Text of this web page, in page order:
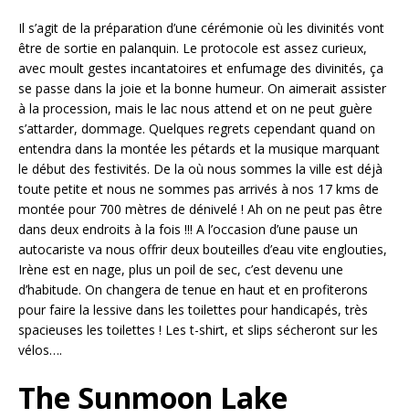
Il s’agit de la préparation d’une cérémonie où les divinités vont
être de sortie en palanquin. Le protocole est assez curieux,
avec moult gestes incantatoires et enfumage des divinités, ça
se passe dans la joie et la bonne humeur. On aimerait assister
à la procession, mais le lac nous attend et on ne peut guère
s’attarder, dommage. Quelques regrets cependant quand on
entendra dans la montée les pétards et la musique marquant
le début des festivités. De la où nous sommes la ville est déjà
toute petite et nous ne sommes pas arrivés à nos 17 kms de
montée pour 700 mètres de dénivelé ! Ah on ne peut pas être
dans deux endroits à la fois !!! A l’occasion d’une pause un
autocariste va nous offrir deux bouteilles d’eau vite englouties,
Irène est en nage, plus un poil de sec, c’est devenu une
d’habitude. On changera de tenue en haut et en profiterons
pour faire la lessive dans les toilettes pour handicapés, très
spacieuses les toilettes ! Les t-shirt, et slips sécheront sur les
vélos….
The Sunmoon Lake